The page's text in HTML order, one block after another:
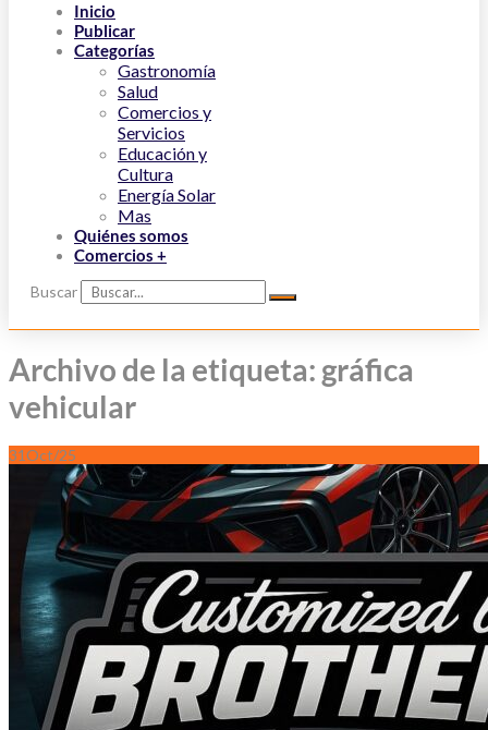
Inicio
Publicar
Categorías
Gastronomía
Salud
Comercios y
Servicios
Educación y
Cultura
Energía Solar
Mas
Quiénes somos
Comercios +
Buscar
Archivo de la etiqueta: gráfica
vehicular
31 Oct/25